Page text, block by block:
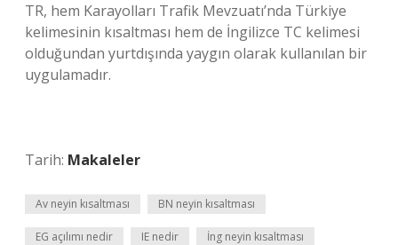
TR, hem Karayolları Trafik Mevzuatı’nda Türkiye
kelimesinin kısaltması hem de İngilizce TC kelimesi
olduğundan yurtdışında yaygın olarak kullanılan bir
uygulamadır.
Tarih: Makaleler
Av neyin kısaltması BN neyin kısaltması
EG açılımı nedir IE nedir İng neyin kısaltması